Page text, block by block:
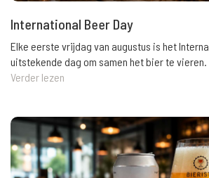
International Beer Day
Elke eerste vrijdag van augustus is het
uitstekende dag om samen het bier te vieren.
Verder lezen